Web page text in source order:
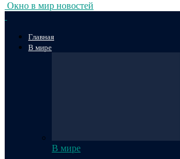
Окно в мир новостей
Главная
В мире
В мире